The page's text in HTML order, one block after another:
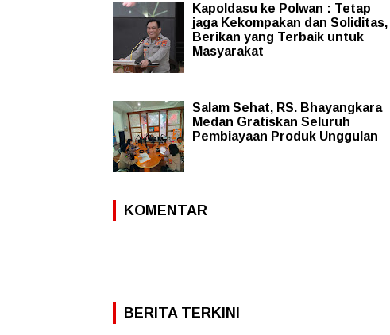
Kapoldasu ke Polwan : Tetap
jaga Kekompakan dan Soliditas,
Berikan yang Terbaik untuk
Masyarakat
Salam Sehat, RS. Bhayangkara
Medan Gratiskan Seluruh
Pembiayaan Produk Unggulan
KOMENTAR
BERITA TERKINI